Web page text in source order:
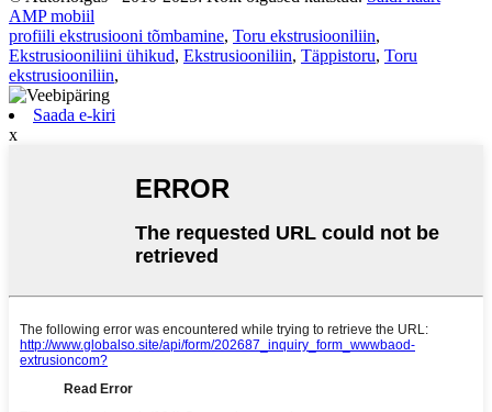
AMP mobiil
profiili ekstrusiooni tõmbamine, Toru ekstrusiooniliin,
Ekstrusiooniliini ühikud, Ekstrusiooniliin, Täppistoru, Toru
ekstrusiooniliin,
Saada e-kiri
x